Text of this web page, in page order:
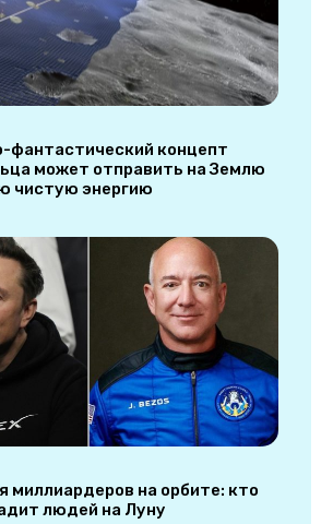
фантастический концепт
может отправить на Землю
чистую энергию
миллиардеров на орбите: кто
людей на Луну